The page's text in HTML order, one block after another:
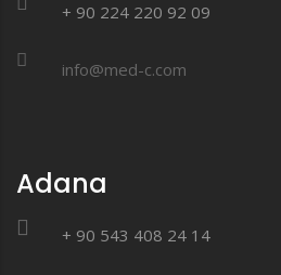
+ 90 224 220 92 09
info@med-c.com
Adana
+ 90 543 408 24 14